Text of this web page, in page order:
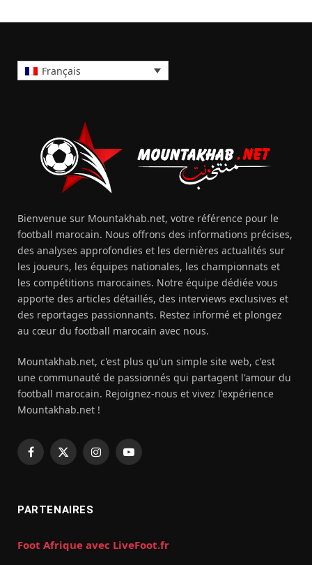
Français
Bienvenue sur Mountakhab.net, votre référence pour le
football marocain. Nous offrons des informations précises,
des analyses approfondies et les dernières actualités sur
les joueurs, les équipes nationales, les championnats et
les compétitions marocaines. Notre équipe dédiée vous
apporte des articles détaillés, des interviews exclusives et
des reportages passionnants. Restez informé et plongez
au cœur du football marocain avec nous.
Mountakhab.net, c'est plus qu'un simple site web, c'est
une communauté de passionnés qui partagent l'amour du
football marocain. Rejoignez-nous et vivez l'expérience
Mountakhab.net !
Facebook
X
InstagramYouTube
PARTENAIRES
Foot Afrique avec LiveFoot.fr